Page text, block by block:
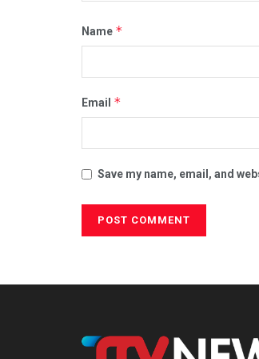
Name *
Email *
Save my name, email, and